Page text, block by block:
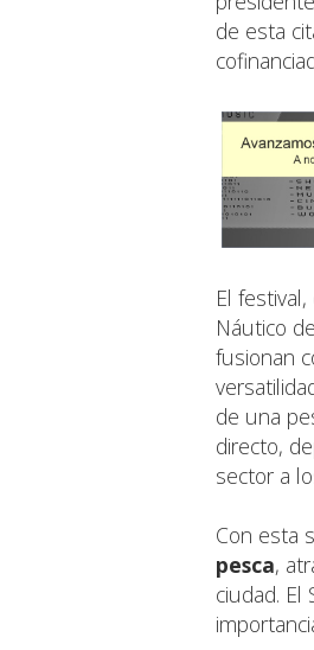
de esta
El
Náutico
fusionan
de una
directo,
sector a
Con esta
pesca,
ciudad. El